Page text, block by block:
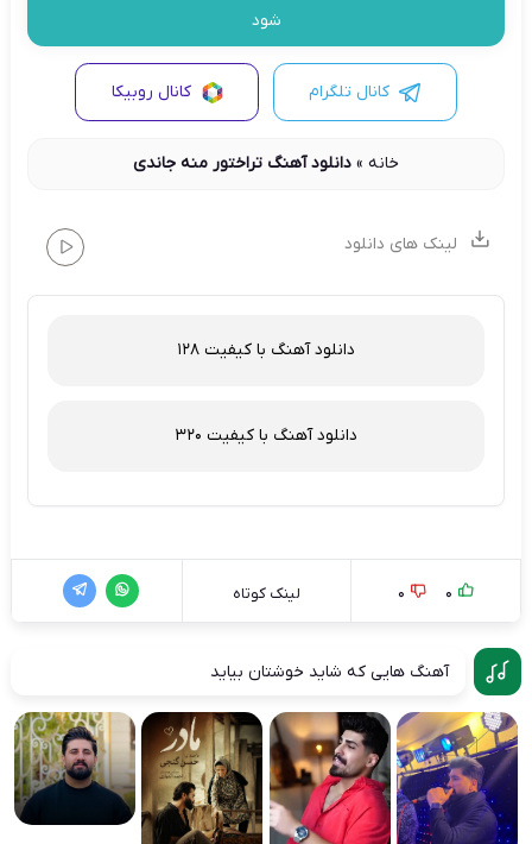
شود
کانال تلگرام کانال روبیکا
خانه» دانلود آهنگ تراختور منه جاندی
لینک های دانلود
دانلود آهنگ با کیفیت 128
دانلود آهنگ با کیفیت 320
0
0 لینک کوتاه
آهنگ هایی که شاید خوشتان بیاید